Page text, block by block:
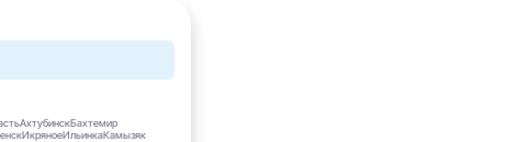
АхтубинскБахтемир
ИкряноеИльинкаКамызяк